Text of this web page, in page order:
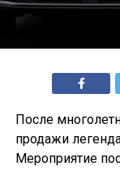
После
продажи
Мероприятие